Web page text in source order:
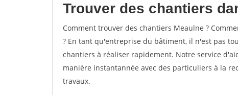
Trouver des chantiers
Comment trouver des chantiers Meaulne ?
? En tant qu'entreprise du bâtiment, il n'est pas
chantiers à réaliser rapidement. Notre service
manière instantannée avec des particuliers à la
travaux.